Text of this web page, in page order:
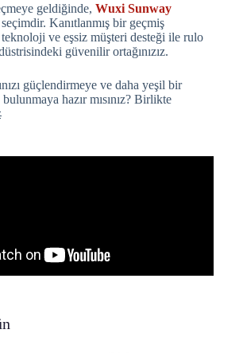
geldiğinde, Wuxi Sunway
Kanıtlanmış bir geçmiş
ve eşsiz müşteri desteği ile rulo
güvenilir ortağınızız.
güçlendirmeye ve daha yeşil bir
hazır mısınız? Birlikte